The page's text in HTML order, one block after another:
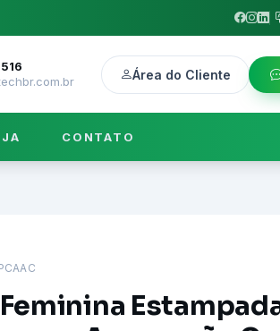
Área do Cliente
CONTATO